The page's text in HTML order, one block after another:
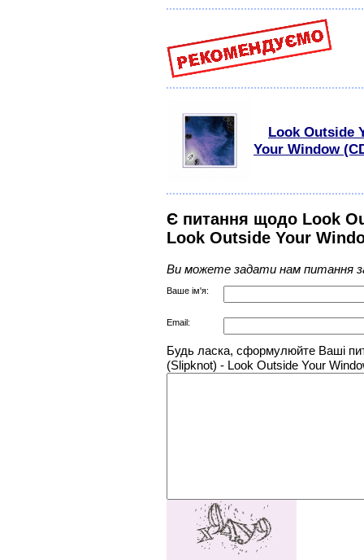
Look Outside
Your Window
Є питання щодо Look
Look Outside Your
Ви можете задати нам питання
Ваше ім'я:
Email:
Будь ласка, сформулюйте Ваші
(Slipknot) - Look Outside Your